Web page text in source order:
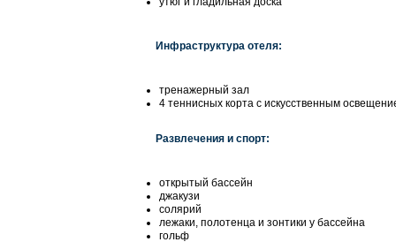
Инфраструктура отеля:
тренажерный зал
4 теннисных корта с искусственным
Развлечения и спорт:
открытый бассейн
джакузи
солярий
лежаки, полотенца и зонтики у бассейна
гольф